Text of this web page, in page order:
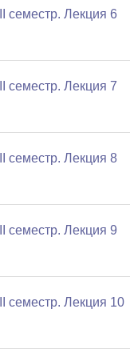
семестр. Лекция 6
семестр. Лекция 7
семестр. Лекция 8
семестр. Лекция 9
семестр. Лекция 10